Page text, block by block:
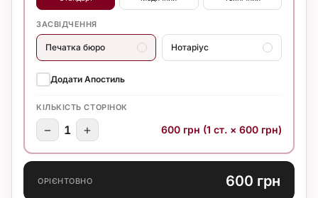
ЗАСВІДЧЕННЯ
Печатка бюро Нотаріус
Додати Апостиль
КІЛЬКІСТЬ СТОРІНОК
− 1 + 600 грн (1 ст. × 600 грн)
ОРІЄНТОВНО 600 грн